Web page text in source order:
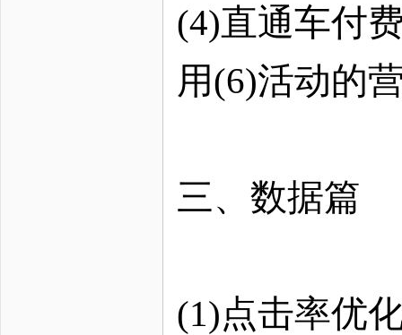
(4)直通车付
用(6)活动的
三、数据篇
(1)点击率优